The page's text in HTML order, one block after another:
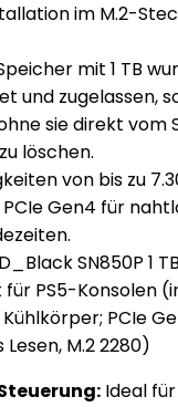
im M.2-
mit 1 TB
und zugelassen,
sie direkt vom
löschen.
von bis zu
Gen4 für
SN850P 1
für PS5-Konsolen
PCIe
Lesen, M.2 2280)
Ideal